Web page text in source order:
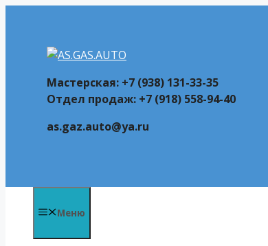
содержимому
Мастерская: +7 (938) 131-33-35
Отдел продаж: +7 (918) 558-94-40
as.gaz.auto@ya.ru
Меню